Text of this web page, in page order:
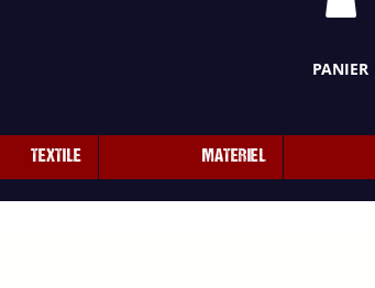
PANIER
TEXTILE MATERIEL